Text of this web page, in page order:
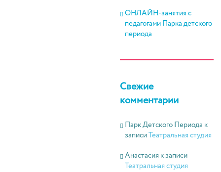
ОНЛАЙН-занятия с
педагогами Парка детского
периода
Свежие
комментарии
Парк Детского Периода к
записиТеатральная студия
Анастасияк записи
Театральная студия